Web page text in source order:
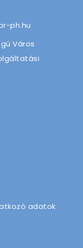
ph.hu
Város
adatok